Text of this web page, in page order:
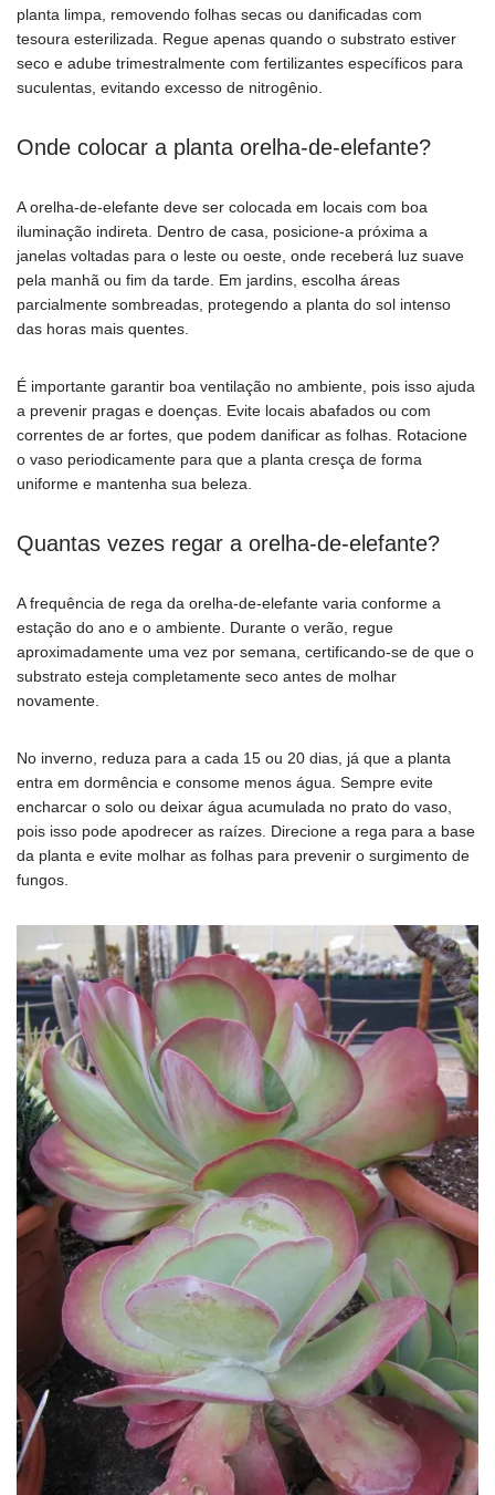
planta limpa, removendo folhas secas ou danificadas com
tesoura esterilizada. Regue apenas quando o substrato estiver
seco e adube trimestralmente com fertilizantes específicos para
suculentas, evitando excesso de nitrogênio.
Onde colocar a planta orelha-de-elefante?
A orelha-de-elefante deve ser colocada em locais com boa
iluminação indireta. Dentro de casa, posicione-a próxima a
janelas voltadas para o leste ou oeste, onde receberá luz suave
pela manhã ou fim da tarde. Em jardins, escolha áreas
parcialmente sombreadas, protegendo a planta do sol intenso
das horas mais quentes.
É importante garantir boa ventilação no ambiente, pois isso ajuda
a prevenir pragas e doenças. Evite locais abafados ou com
correntes de ar fortes, que podem danificar as folhas. Rotacione
o vaso periodicamente para que a planta cresça de forma
uniforme e mantenha sua beleza.
Quantas vezes regar a orelha-de-elefante?
A frequência de rega da orelha-de-elefante varia conforme a
estação do ano e o ambiente. Durante o verão, regue
aproximadamente uma vez por semana, certificando-se de que o
substrato esteja completamente seco antes de molhar
novamente.
No inverno, reduza para a cada 15 ou 20 dias, já que a planta
entra em dormência e consome menos água. Sempre evite
encharcar o solo ou deixar água acumulada no prato do vaso,
pois isso pode apodrecer as raízes. Direcione a rega para a base
da planta e evite molhar as folhas para prevenir o surgimento de
fungos.